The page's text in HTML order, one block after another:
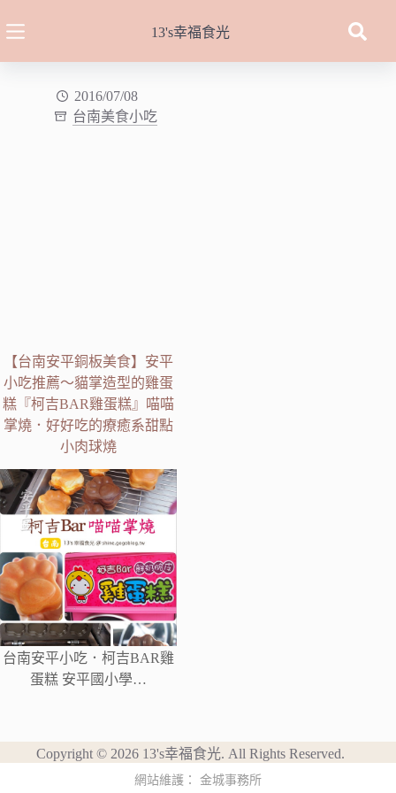
至
13's幸福食光
2016/07/08
台南美食小吃
【台南安平銅板美食】安平
小吃推薦～貓掌造型的雞蛋
糕『柯吉BAR雞蛋糕』喵喵
掌燒．好好吃的療癒系甜點
小肉球燒
台南安平小吃．柯吉BAR雞
蛋糕 安平國小學…
Copyright © 2026 13's幸福食光. All Rights Reserved.
網站維護： 金城事務所